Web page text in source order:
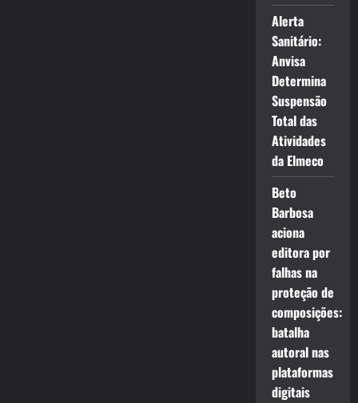
Alerta
Sanitário:
Anvisa
Determina
Suspensão
Total das
Atividades
da Elmeco
Beto
Barbosa
aciona
editora por
falhas na
proteção de
composições:
batalha
autoral nas
plataformas
digitais